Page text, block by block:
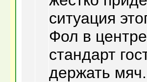
ситуация
Фол в
стандарт
держать мяч.